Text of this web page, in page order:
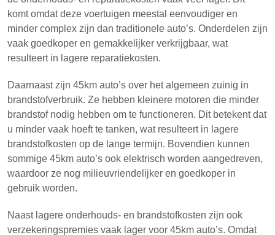
komt omdat deze voertuigen meestal eenvoudiger en
minder complex zijn dan traditionele auto’s. Onderdelen zijn
vaak goedkoper en gemakkelijker verkrijgbaar, wat
resulteert in lagere reparatiekosten.
Daarnaast zijn 45km auto’s over het algemeen zuinig in
brandstofverbruik. Ze hebben kleinere motoren die minder
brandstof nodig hebben om te functioneren. Dit betekent dat
u minder vaak hoeft te tanken, wat resulteert in lagere
brandstofkosten op de lange termijn. Bovendien kunnen
sommige 45km auto’s ook elektrisch worden aangedreven,
waardoor ze nog milieuvriendelijker en goedkoper in
gebruik worden.
Naast lagere onderhouds- en brandstofkosten zijn ook
verzekeringspremies vaak lager voor 45km auto’s. Omdat